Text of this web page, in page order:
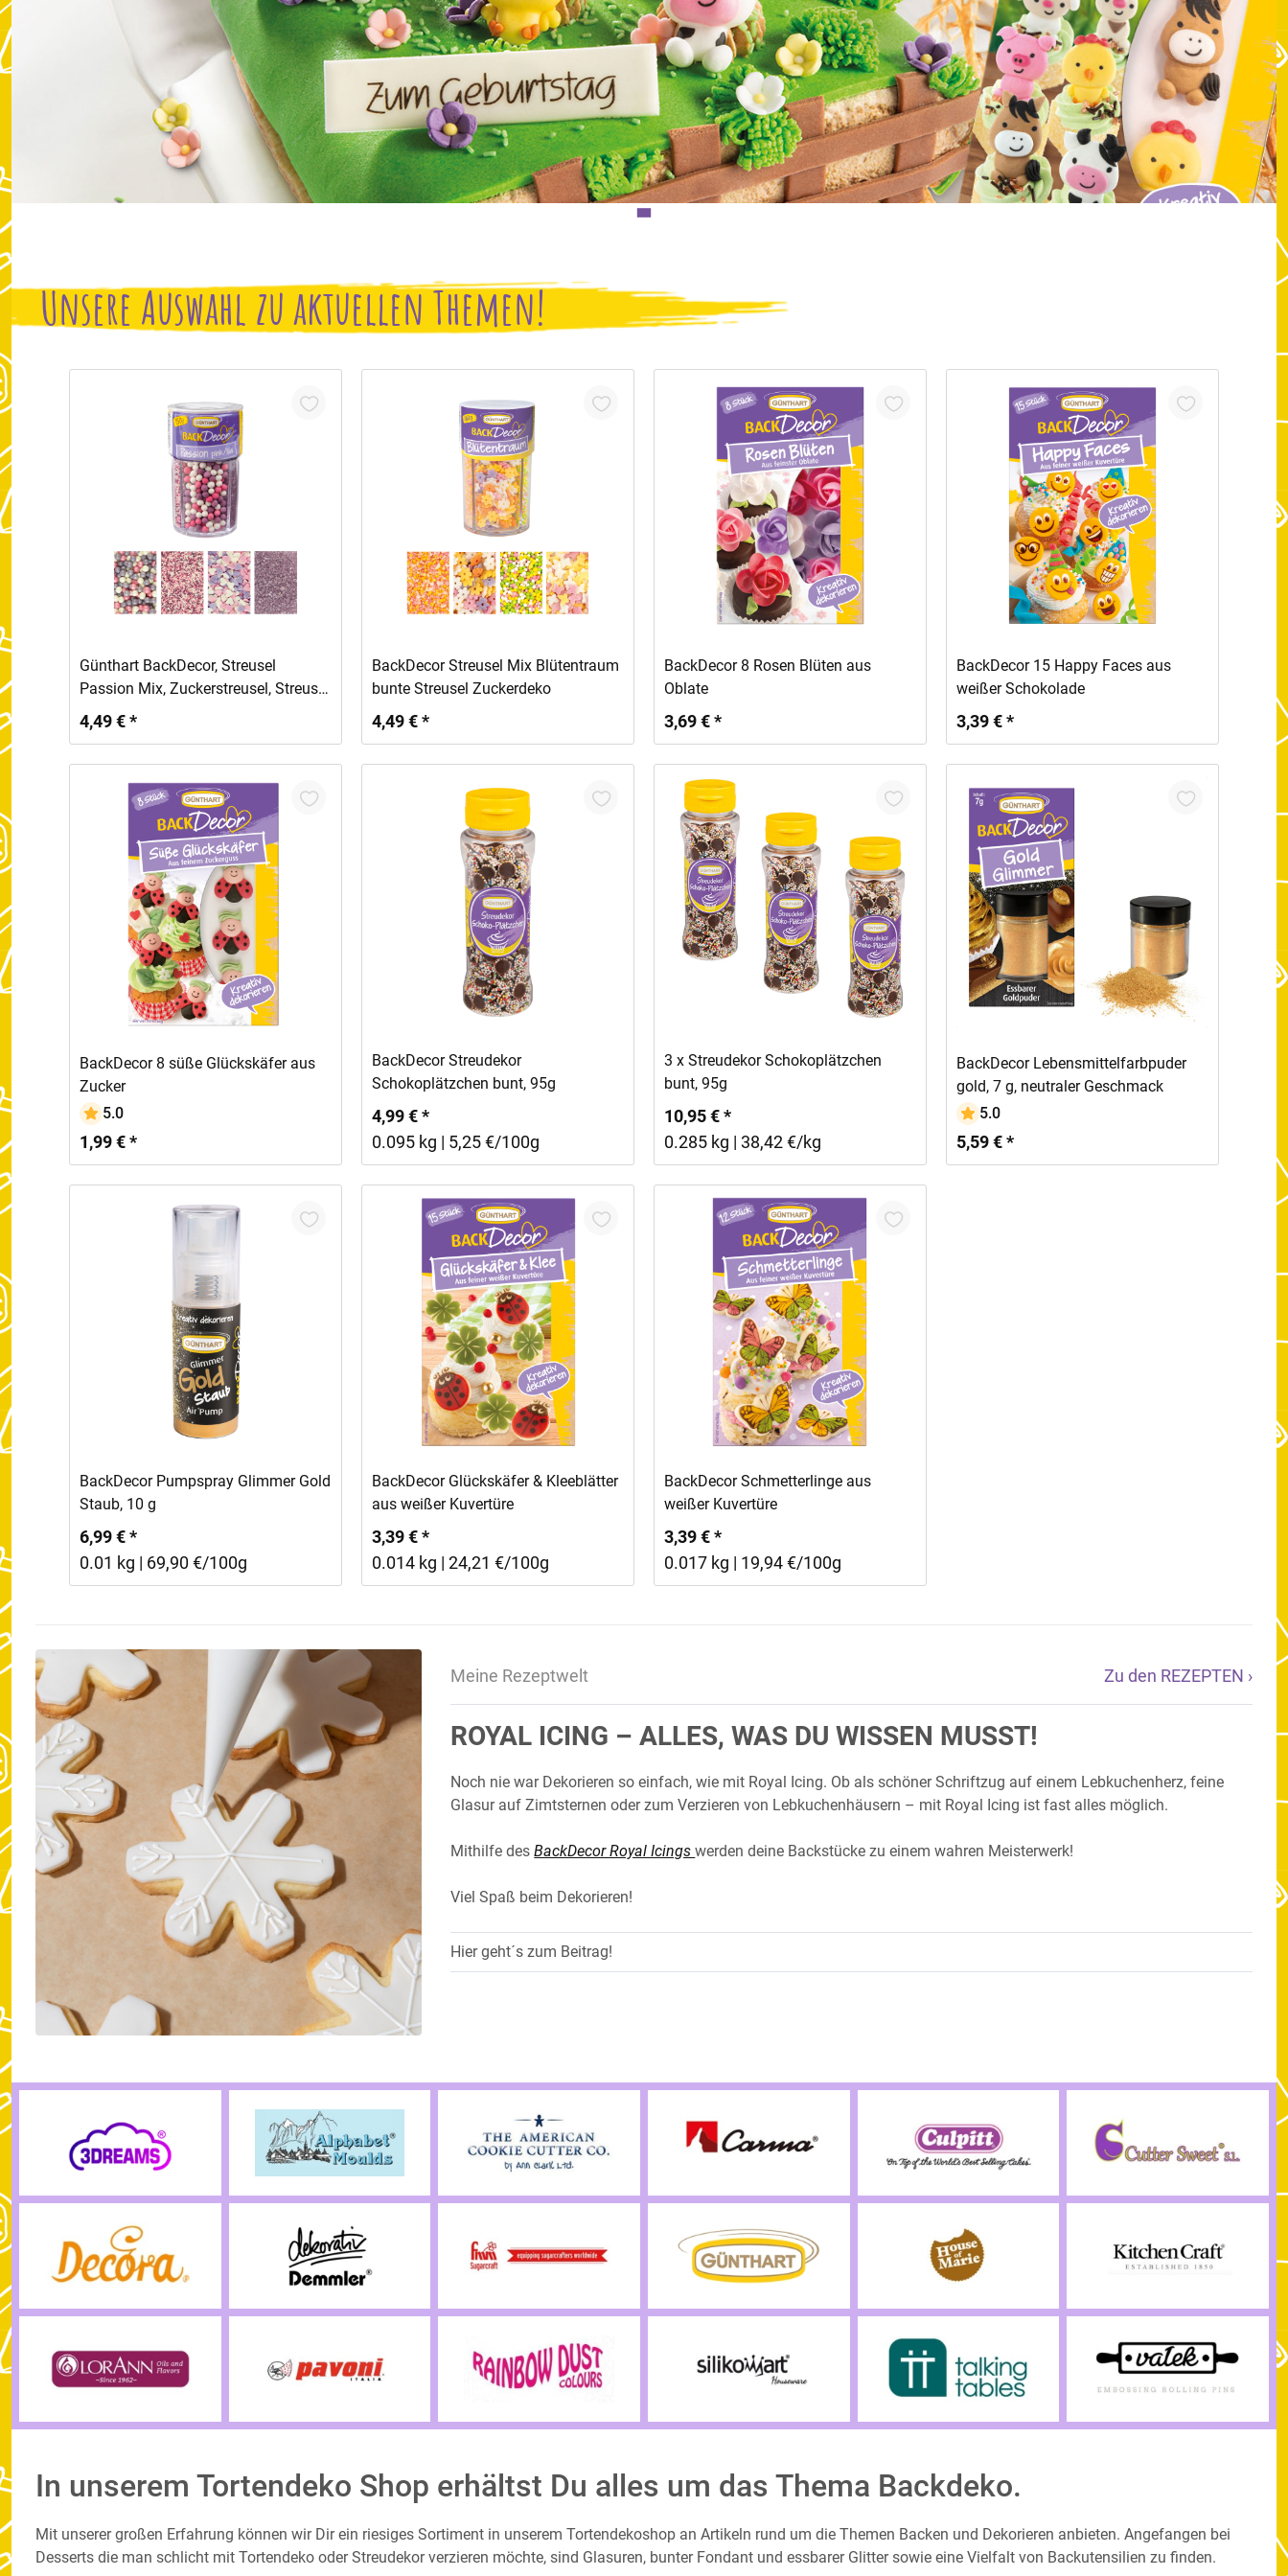
Unsere Auswahl zu aktuellen Themen!
In den Warenkorb
Günthart BackDecor, Streusel
Passion Mix, Zuckerstreusel, Streusel
Tortendeko, Bunte Streusel,
Zuckerperlen, Zuckerdekor 1er Set
4,49 € *
In den Warenkorb
BackDecor Streusel Mix Blütentraum
bunte Streusel Zuckerdeko
4,49 € *
In den Warenkorb
BackDecor 8 Rosen Blüten aus
Oblate
3,69 € *
In den Warenkorb
BackDecor 15 Happy Faces aus
weißer Schokolade
3,39 € *
In den Warenkorb
BackDecor 8 süße Glückskäfer aus
Zucker
5.0
1,99 € *
In den Warenkorb
BackDecor Streudekor
Schokoplätzchen bunt, 95g
4,99 € *
0.095 kg | 5,25 €/100g
In den Warenkorb
3 x Streudekor Schokoplätzchen
bunt, 95g
10,95 € *
0.285 kg | 38,42 €/kg
In den Warenkorb
BackDecor Lebensmittelfarbpuder
gold, 7 g, neutraler Geschmack
5.0
5,59 € *
In den Warenkorb
BackDecor Pumpspray Glimmer Gold
Staub, 10 g
6,99 € *
0.01 kg | 69,90 €/100g
In den Warenkorb
BackDecor Glückskäfer & Kleeblätter
aus weißer Kuvertüre
3,39 € *
0.014 kg | 24,21 €/100g
In den Warenkorb
BackDecor Schmetterlinge aus
weißer Kuvertüre
3,39 € *
0.017 kg | 19,94 €/100g
Meine Rezeptwelt Zu den REZEPTEN ›
ROYAL ICING – ALLES, WAS DU WISSEN MUSST!
Noch nie war Dekorieren so einfach, wie mit Royal Icing. Ob als schöner Schriftzug auf einem Lebkuchenherz, feine
Glasur auf Zimtsternen oder zum Verzieren von Lebkuchenhäusern – mit Royal Icing ist fast alles möglich.
Mithilfe desBackDecor Royal Icingswerden deine Backstücke zu einem wahren Meisterwerk!
Viel Spaß beim Dekorieren!
Hier geht´s zum Beitrag!
In unserem Tortendeko Shop erhältst Du alles um das Thema Backdeko.
Mit unserer großen Erfahrung können wir Dir ein riesiges Sortiment in unserem Tortendekoshop an Artikeln rund um die Themen Backen und Dekorieren anbieten. Angefangen bei
Desserts die man schlicht mit Tortendeko oder Streudekor verzieren möchte, sind Glasuren, bunter Fondant und essbarer Glitter sowie eine Vielfalt von Backutensilien zu finden.